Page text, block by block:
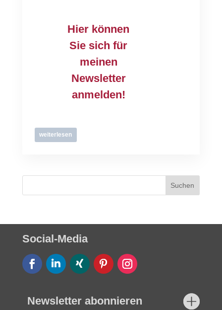
Hier können
Sie sich für
meinen
Newsletter
anmelden!
weiterlesen
Social-Media
Newsletter abonnieren